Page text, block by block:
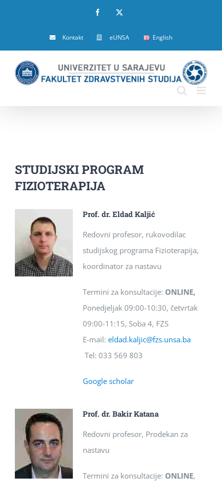
Facebook
Kontakt eUNSA English
STUDIJSKI PROGRAM
FIZIOTERAPIJA
Prof. dr. Eldad Kaljić
Redovni profesor, rukovodilac
studijskog programa Fizioterapija,
koordinator za nastavu
Termini za konsultacije: ONLINE,
Ponedjeljak 09:00-10:30, četvrtak
09:00-11:15, Soba 4, FZS
E-mail: eldad.kaljic@fzs.unsa.ba
Tel: 033 569 803
Google scholar
Prof. dr. Bakir Katana
Redovni profesor, Prodekan za
nastavu
Termini za konsultacije: ONLINE,